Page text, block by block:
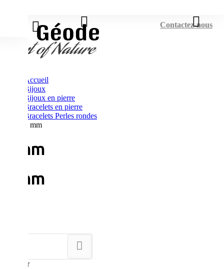
Contactez-nous
Accueil
Bijoux
Bijoux en pierre
Bracelets en pierre
Bracelets Perles rondes
8 mm
8 mm
8 mm
Montrer